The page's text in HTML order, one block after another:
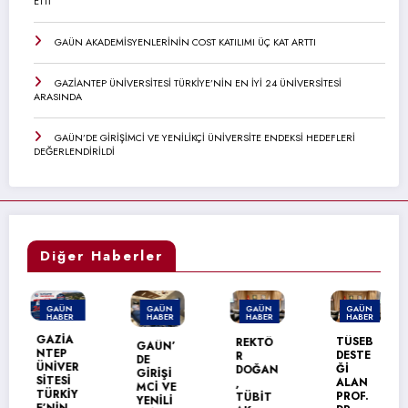
GAÜN AKADEMİSYENLERİNİN COST KATILIMI ÜÇ KAT ARTTI
GAZİANTEP ÜNİVERSİTESİ TÜRKİYE’NİN EN İYİ 24 ÜNİVERSİTESİ
ARASINDA
GAÜN’DE GİRİŞİMCİ VE YENİLİKÇİ ÜNİVERSİTE ENDEKSİ HEDEFLERİ
DEĞERLENDİRİLDİ
Diğer Haberler
GAÜN
HABER
MANŞET
GAZİA
NTEP
ÜNİVER
SİTESİ
TÜRKİY
GAÜN
HABER
GAÜN’
DE
GİRİŞİ
MCİ VE
YENİLİ
GAÜN
HABER
REKTÖ
R
DOĞAN
TÜBİT
GAÜN
HABER
TÜSEB
DESTE
Ğİ
ALAN
PROF.